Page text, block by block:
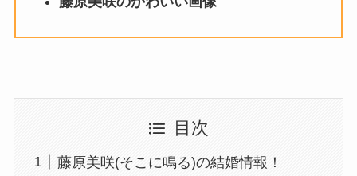
目次
藤原美咲(そこに鳴る)の結婚情報！